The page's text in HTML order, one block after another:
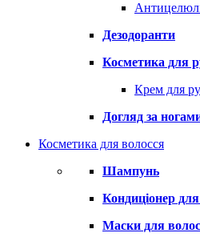
Дезодоранти
Косметика для
Крем для
Догляд за
Косметика для волосся
Шампунь
Кондиціонер
Маски для